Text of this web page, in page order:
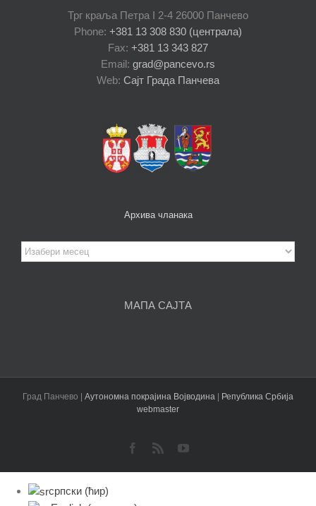
Трг краља Петра I 2-4 26000 Панчево
Phone: +381 13 308 830 (централа)
Fax: +381 13 343 827
Email: grad@pancevo.rs
Web: Сајт Града Панчева
Архива чланака
Архива
чланака
МАПА САЈТА
Град Панчево | Аутономна покрајина Војводина | Република Србија
webmaster
Facebook
Rss YouTube
српски (ћир)